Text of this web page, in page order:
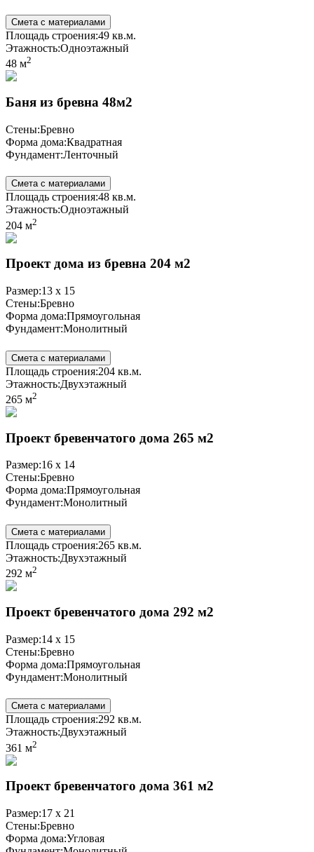
Смета с материалами
Площадь строения:49 кв.м.
Этажность:Одноэтажный
48 м2
Баня из бревна 48м2
Стены:Бревно
Форма дома:Квадратная
Фундамент:Ленточный
Смета с материалами
Площадь строения:48 кв.м.
Этажность:Одноэтажный
204 м2
Проект дома из бревна 204 м2
Размер:13 x 15
Стены:Бревно
Форма дома:Прямоугольная
Фундамент:Монолитный
Смета с материалами
Площадь строения:204 кв.м.
Этажность:Двухэтажный
265 м2
Проект бревенчатого дома 265 м2
Размер:16 x 14
Стены:Бревно
Форма дома:Прямоугольная
Фундамент:Монолитный
Смета с материалами
Площадь строения:265 кв.м.
Этажность:Двухэтажный
292 м2
Проект бревенчатого дома 292 м2
Размер:14 x 15
Стены:Бревно
Форма дома:Прямоугольная
Фундамент:Монолитный
Смета с материалами
Площадь строения:292 кв.м.
Этажность:Двухэтажный
361 м2
Проект бревенчатого дома 361 м2
Размер:17 x 21
Стены:Бревно
Форма дома:Угловая